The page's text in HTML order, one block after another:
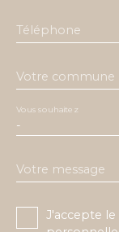
Téléphone
Votre commune
-
Vous souhaitez
Votre message
J'accepte